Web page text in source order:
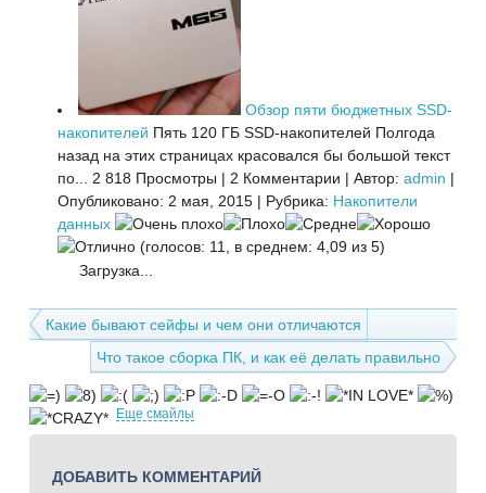
Обзор пяти бюджетных SSD-
накопителей Пять 120 ГБ SSD-накопителей Полгода
назад на этих страницах красовался бы большой текст
по...
2 818 Просмотры | 2 Комментарии | Автор: admin |
Опубликовано: 2 мая, 2015 | Рубрика: Накопители
данных
(голосов: 11, в среднем: 4,09 из 5)
Загрузка...
Какие бывают сейфы и чем они отличаются
Что такое сборка ПК, и как её делать правильно
Еще смайлы
ДОБАВИТЬ КОММЕНТАРИЙ